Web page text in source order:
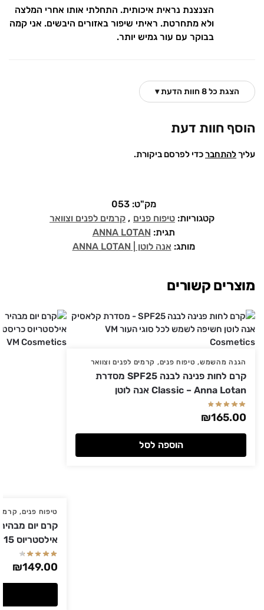
הצנצנת נראית איכותית. התחלתי אותו אחרי המלצה
ולא מתחרטת. ראיתי שיפור באזורים היבשים. אני קמה
בבוקר עם עור גמיש יותר.
הצגת כל 8 חוות הדעת ▾
הוסף חוות דעת
עליךלהתחברכדי לפרסם ביקורת.
מק"ט:053
קטגוריות: טיפוח פנים , קרמים לפנים וצוואר
תגית: ANNA LOTAN
מותג: אנה לוטן | ANNA LOTAN
מוצרים קשורים
הגנה מהשמש, טיפוח פנים, קרמים לפנים וצוואר
קרם לחות פנינה לבנה SPF25 מסדרת
Classic – Anna Lotan אנה לוטן
₪165.00
הוספה לסל
טיפוח פנים,
אילסטריוס 15 מ"ל Christina כריסטינה
₪149.00